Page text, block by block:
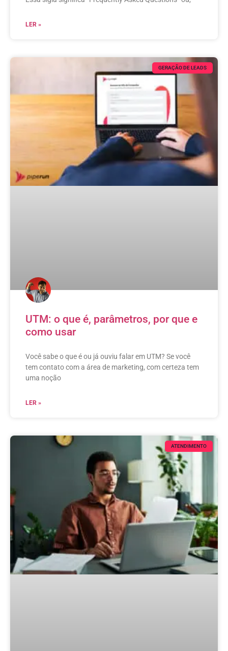
LER »
GERAÇÃO DE LEADS
UTM: o que é, parâmetros, por que e
como usar
Você sabe o que é ou já ouviu falar em UTM? Se você
tem contato com a área de marketing, com certeza tem
uma noção
LER »
ATENDIMENTO